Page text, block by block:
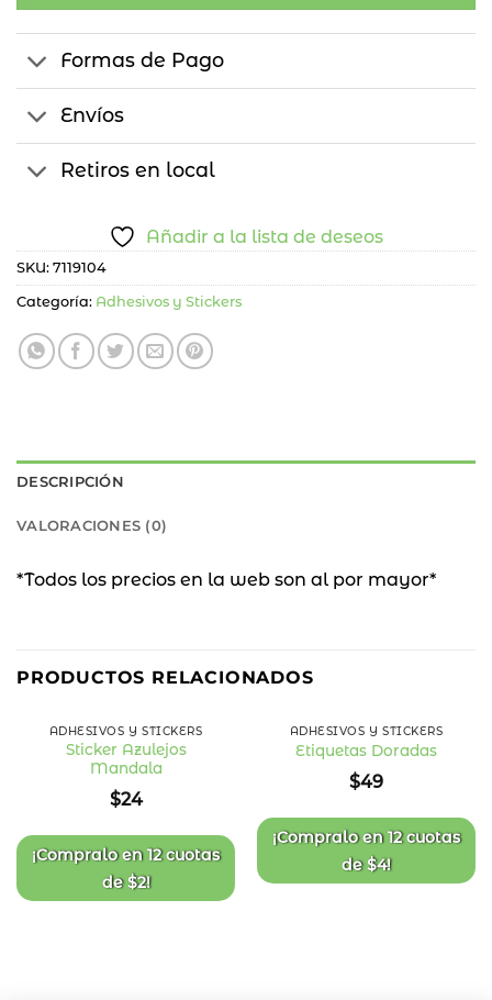
Formas de Pago
Envíos
Retiros en local
Añadir a la lista de deseos
SKU: 7119104
Categoría: Adhesivos y Stickers
DESCRIPCIÓN
VALORACIONES (0)
*Todos los precios en la web son al por mayor*
PRODUCTOS RELACIONADOS
ADHESIVOS Y STICKERS
Sticker Azulejos
Mandala
$24
¡Compralo en12 cuotas
de$2!
de
deseos
ADHESIVOS Y STICKERS
Etiquetas Doradas
$49
¡Compralo en12 cuotas
de$4!